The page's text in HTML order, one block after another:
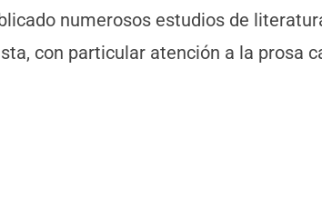
numerosos estudios de
con particular atención a la prosa